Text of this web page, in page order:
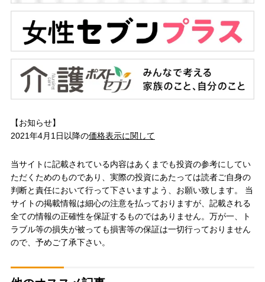
【お知らせ】
2021年4月1日以降の価格表示に関して
当サイトに記載されている内容はあくまでも投資の参考にしてい
ただくためのものであり、実際の投資にあたっては読者ご自身の
判断と責任において行って下さいますよう、お願い致します。 当
サイトの掲載情報は細心の注意を払っておりますが、記載される
全ての情報の正確性を保証するものではありません。万が一、ト
ラブル等の損失が被っても損害等の保証は一切行っておりません
ので、予めご了承下さい。